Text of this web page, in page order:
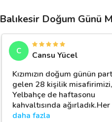
Balıkesir Doğum Günü
C
Cansu Yücel
Kızımızın doğum günün
gelen 28 kişilik misafirimizi,
Yelbahçe de haftasonu
kahvaltısında ağırladık.Her
daha fazla